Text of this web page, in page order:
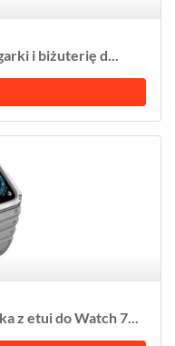
i biżuterię d...
z etui do Watch 7...